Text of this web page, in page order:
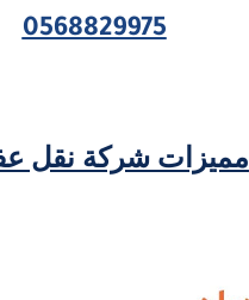
0568829975
مميزات شركة نقل